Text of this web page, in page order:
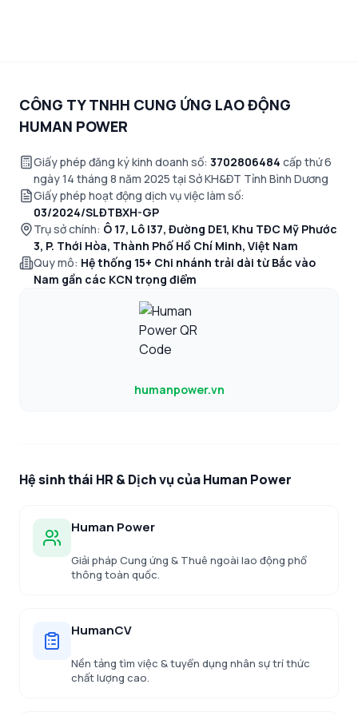
CÔNG TY TNHH CUNG ỨNG LAO ĐỘNG
HUMAN POWER
Giấy phép đăng ký kinh doanh số: 3702806484 cấp thứ 6
ngày 14 tháng 8 năm 2025 tại Sở KH&ĐT Tỉnh Bình Dương
Giấy phép hoạt động dịch vụ việc làm số:
03/2024/SLĐTBXH-GP
Trụ sở chính: Ô 17, Lô I37, Đường DE1, Khu TĐC Mỹ Phước
3, P. Thới Hòa, Thành Phố Hồ Chí Minh, Việt Nam
Quy mô: Hệ thống 15+ Chi nhánh trải dài từ Bắc vào
Nam gần các KCN trọng điểm
humanpower.vn
Hệ sinh thái HR & Dịch vụ của Human Power
Human Power
Giải pháp Cung ứng & Thuê ngoài lao động phổ
thông toàn quốc.
HumanCV
Nền tảng tìm việc & tuyển dụng nhân sự trí thức
chất lượng cao.